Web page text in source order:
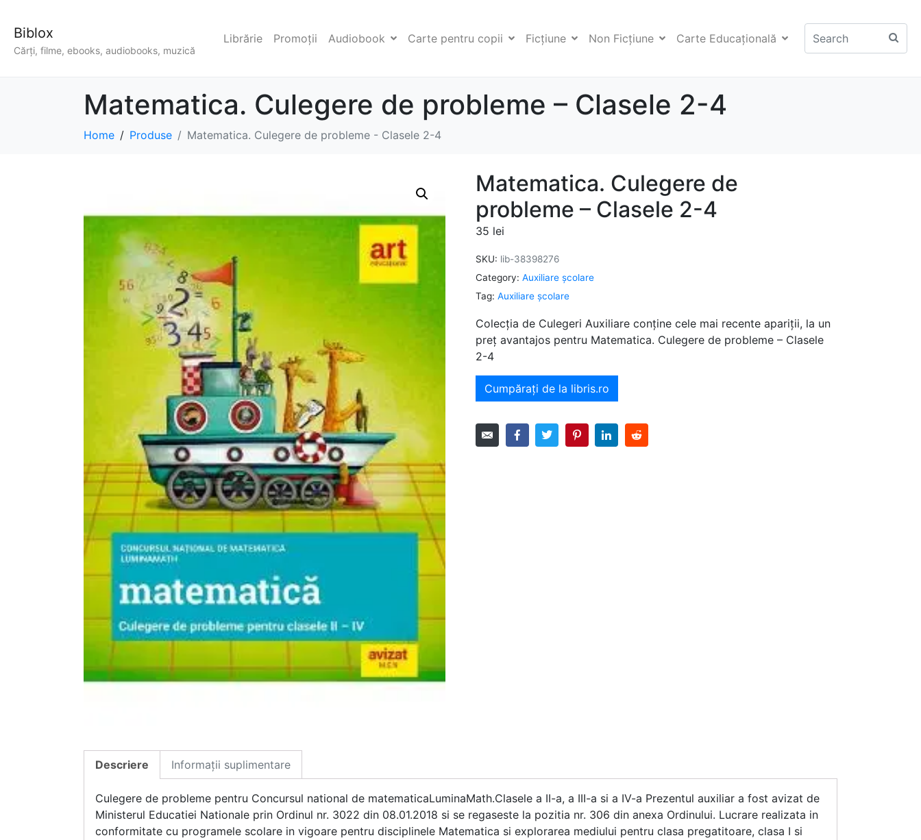
Biblox
Cărți, filme, ebooks, audiobooks, muzică
Librărie Promoții Audiobook Carte pentru copii Ficţiune Non Ficţiune Carte Educaţională
Matematica. Culegere de probleme – Clasele 2-4
Home Produse Matematica. Culegere de probleme - Clasele 2-4
Matematica. Culegere de
probleme – Clasele 2-4
35 lei
SKU: lib-38398276
Category: Auxiliare şcolare
Tag: Auxiliare şcolare
Colecția de Culegeri Auxiliare conține cele mai recente apariții, la un
preț avantajos pentru Matematica. Culegere de probleme – Clasele
2-4
Cumpărați de la libris.ro
Descriere Informații suplimentare
Culegere de probleme pentru Concursul national de matematicaLuminaMath.Clasele a II-a, a III-a si a IV-a Prezentul auxiliar a fost avizat de
Ministerul Educatiei Nationale prin Ordinul nr. 3022 din 08.01.2018 si se regaseste la pozitia nr. 306 din anexa Ordinului. Lucrare realizata in
conformitate cu programele scolare in vigoare pentru disciplinele Matematica si explorarea mediului pentru clasa pregatitoare, clasa I si